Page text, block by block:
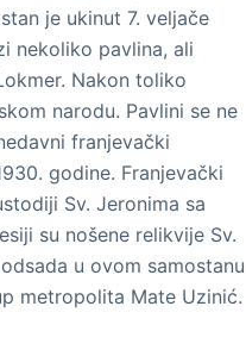
je ukinut 7. veljače
nekoliko pavlina, ali
. Nakon toliko
narodu. Pavlini se ne
franjevački
godine. Franjevački
Sv. Jeronima sa
su nošene relikvije Sv.
u ovom samostanu
metropolita Mate Uzinić.